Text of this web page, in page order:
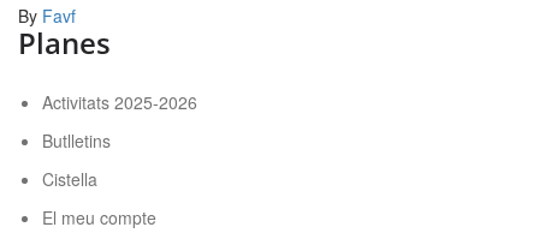
By Favf
Planes
Activitats 2025-2026
Butlletins
Cistella
El meu compte